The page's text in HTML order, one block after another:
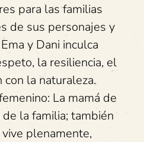
para las familias
de sus personajes y
y Dani inculca
la resiliencia, el
con la naturaleza.
La mamá de
la familia; también
plenamente,